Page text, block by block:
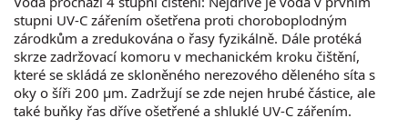
stupni UV-C zářením ošetřena proti choroboplodným
zárodkům a zredukována o řasy fyzikálně. Dále protéká
skrze zadržovací komoru v mechanickém kroku čištění,
které se skládá ze skloněného nerezového děleného síta s
oky o šíři 200 µm. Zadržují se zde nejen hrubé částice, ale
také buňky řas dříve ošetřené a shluklé UV-C zářením.